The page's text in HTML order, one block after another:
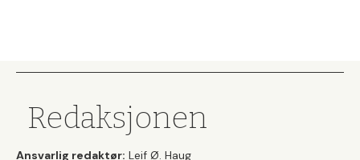
Redaksjonen
Ansvarlig redaktør: Leif Ø. Haug